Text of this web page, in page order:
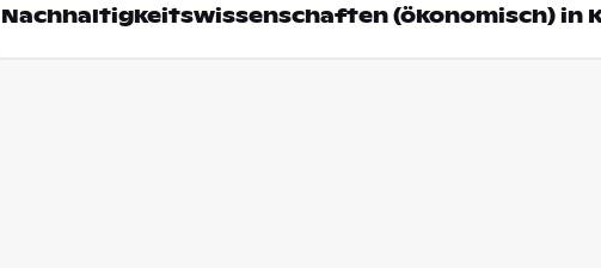
Nachhaltigkeitswissenschaften (ökonomisch) in